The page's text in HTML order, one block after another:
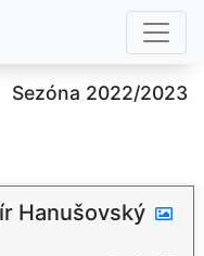
Sezóna 2022/2023
Hanušovský